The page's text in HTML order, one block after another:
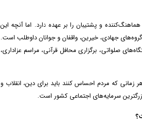
و پشتیبان را بر عهده دارد. اما آنچه این
جهادی، خیرین، واقفان و جوانان داوطلب است.
صلواتی، برگزاری محافل قرآنی، مراسم عزاداری،
که مردم احساس کنند باید برای دین، انقلاب و
سرمایه‌های اجتماعی کشور است.